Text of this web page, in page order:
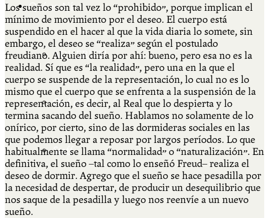
Qué es Ají
ADHERITE!
Qué es Ají
Staff
Los sueños son tal vez lo “prohibido”, porque implican el
mínimo de movimiento por el deseo. El cuerpo está
suspendido en el hacer al que la vida diaria lo somete, sin
embargo, el deseo se “realiza” según el postulado
freudiano. Alguien diría por ahí: bueno, pero esa no es la
realidad. Sí que es “la realidad”, pero una en la que el
cuerpo se suspende de la representación, lo cual no es lo
mismo que el cuerpo que se enfrenta a la suspensión de la
representación, es decir, al Real que lo despierta y lo
termina sacando del sueño. Hablamos no solamente de lo
onírico, por cierto, sino de las dormideras sociales en las
que podemos llegar a reposar por largos períodos. Lo que
habitualmente se llama “normalidad” o “naturalización”. En
definitiva, el sueño –tal como lo enseñó Freud– realiza el
deseo de dormir. Agrego que el sueño se hace pesadilla por
la necesidad de despertar, de producir un desequilibrio que
nos saque de la pesadilla y luego nos reenvíe a un nuevo
sueño.